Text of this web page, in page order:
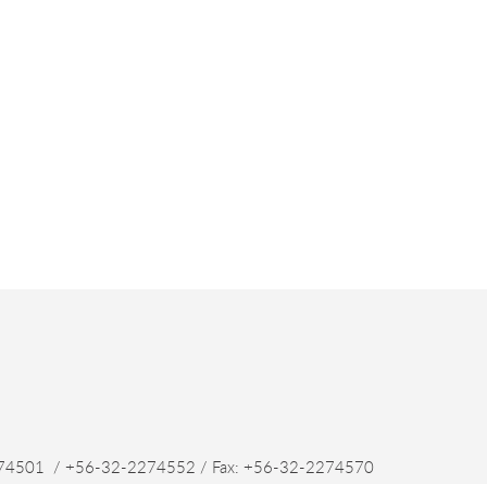
/ +56-32-2274552 / Fax: +56-32-2274570